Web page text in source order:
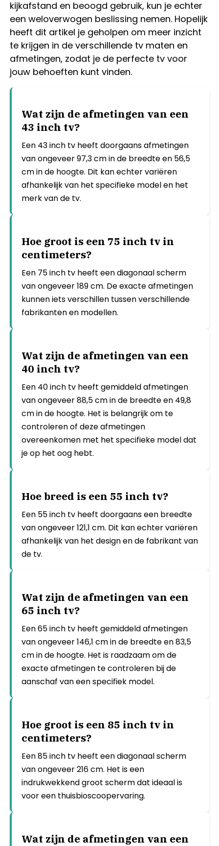
kijkafstand en beoogd gebruik, kun je echter
een weloverwogen beslissing nemen. Hopelijk
heeft dit artikel je geholpen om meer inzicht
te krijgen in de verschillende tv maten en
afmetingen, zodat je de perfecte tv voor
jouw behoeften kunt vinden.
Wat zijn de afmetingen van een
43 inch tv?
Een 43 inch tv heeft doorgaans afmetingen
van ongeveer 97,3 cm in de breedte en 56,5
cm in de hoogte. Dit kan echter variëren
afhankelijk van het specifieke model en het
merk van de tv.
Hoe groot is een 75 inch tv in
centimeters?
Een 75 inch tv heeft een diagonaal scherm
van ongeveer 189 cm. De exacte afmetingen
kunnen iets verschillen tussen verschillende
fabrikanten en modellen.
Wat zijn de afmetingen van een
40 inch tv?
Een 40 inch tv heeft gemiddeld afmetingen
van ongeveer 88,5 cm in de breedte en 49,8
cm in de hoogte. Het is belangrijk om te
controleren of deze afmetingen
overeenkomen met het specifieke model dat
je op het oog hebt.
Hoe breed is een 55 inch tv?
Een 55 inch tv heeft doorgaans een breedte
van ongeveer 121,1 cm. Dit kan echter variëren
afhankelijk van het design en de fabrikant van
de tv.
Wat zijn de afmetingen van een
65 inch tv?
Een 65 inch tv heeft gemiddeld afmetingen
van ongeveer 146,1 cm in de breedte en 83,5
cm in de hoogte. Het is raadzaam om de
exacte afmetingen te controleren bij de
aanschaf van een specifiek model.
Hoe groot is een 85 inch tv in
centimeters?
Een 85 inch tv heeft een diagonaal scherm
van ongeveer 216 cm. Het is een
indrukwekkend groot scherm dat ideaal is
voor een thuisbioscoopervaring.
Wat zijn de afmetingen van een